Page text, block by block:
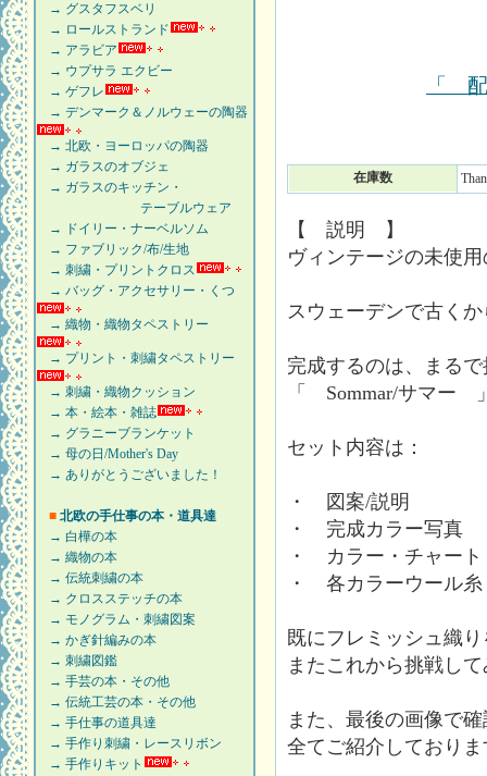
→ グスタフスベリ
→ ロールストランド
→ アラビア
→ ウプサラ エクビー
→ ゲフレ
→ デンマーク＆ノルウェーの陶器
→ 北欧・ヨーロッパの陶器
→ ガラスのオブジェ
→ ガラスのキッチン・
テーブルウェア
→ ドイリー・ナーベルソム
→ ファブリック/布/生地
→ 刺繍・プリントクロス
→ バッグ・アクセサリー・くつ
→ 織物・織物タペストリー
→ プリント・刺繍タペストリー
→ 刺繍・織物クッション
→ 本・絵本・雑誌
→ グラニーブランケット
→ 母の日/Mother's Day
→ ありがとうございました！
■ 北欧の手仕事の本・道具達
→ 白樺の本
→ 織物の本
→ 伝統刺繍の本
→ クロスステッチの本
→ モノグラム・刺繍図案
→ かぎ針編みの本
→ 刺繍図鑑
→ 手芸の本・その他
→ 伝統工芸の本・その他
→ 手仕事の道具達
→ 手作り刺繍・レースリボン
→ 手作りキット
「
在庫数
【 説明 】
ヴィンテージの未使
スウェーデンで古く
完成するのは、まる
「 Sommar/サマー
セット内容は：
・ 図案/説明
・ 完成カラー写真
・ カラー・チャート
・ 各カラーウール糸
既にフレミッシュ織
またこれから挑戦し
また、最後の画像で
全てご紹介しておりま